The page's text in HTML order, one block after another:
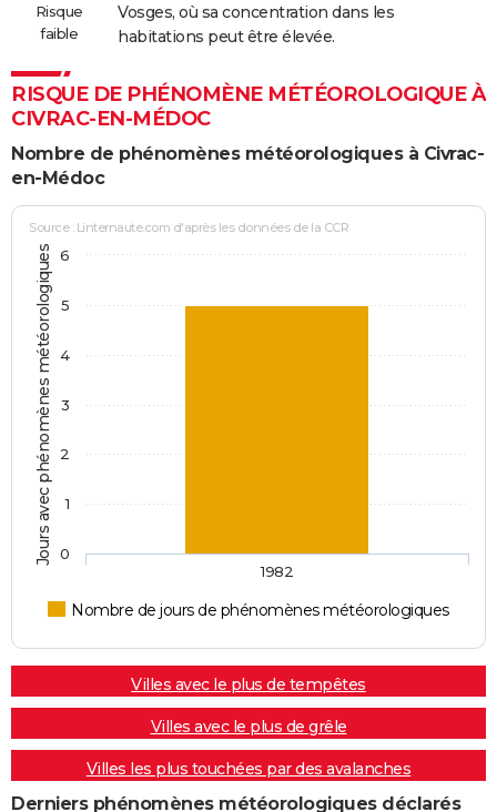
Risque
faible
Vosges, où sa concentration dans les
habitations peut être élevée.
RISQUE DE PHÉNOMÈNE MÉTÉOROLOGIQUE À
CIVRAC-EN-MÉDOC
Nombre de phénomènes météorologiques à Civrac-
en-Médoc
Jours avec phénomènes météorologiques
Source : Linternaute.com d'après les données de la CCR
Nombre de jours de phénomènes météorologiques
1982
0
1
2
3
4
5
6
Villes avec le plus de tempêtes
Villes avec le plus de grêle
Villes les plus touchées par des avalanches
Derniers phénomènes météorologiques déclarés